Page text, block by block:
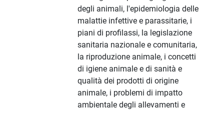
degli animali, l'epidemiologia delle
malattie infettive e parassitarie, i
piani di profilassi, la legislazione
sanitaria nazionale e comunitaria,
la riproduzione animale, i concetti
di igiene animale e di sanità e
qualità dei prodotti di origine
animale, i problemi di impatto
ambientale degli allevamenti e